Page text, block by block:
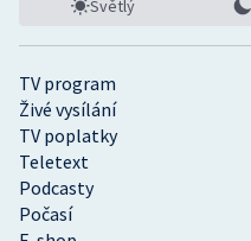
TV program
Živé vysílání
TV poplatky
Teletext
Podcasty
Počasí
Světlý